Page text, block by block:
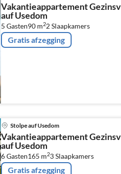
Vakantieappartement
auf Usedom
5 Gasten90 m22Slaapkamers
Gratis afzegging
Stolpe auf Usedom
Vakantieappartement
auf Usedom
6 Gasten165 m23Slaapkamers
Gratis afzegging